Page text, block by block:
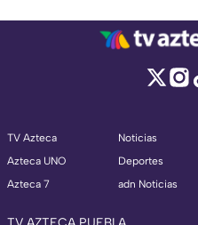
TV Azteca
Azteca UNO
Azteca 7
Noticias
Deportes
adn Noticias